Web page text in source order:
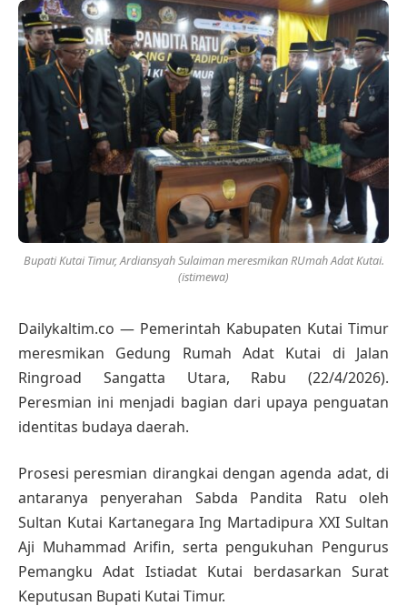
Bupati Kutai Timur, Ardiansyah Sulaiman meresmikan RUmah Adat Kutai.
(istimewa)
Dailykaltim.co — Pemerintah Kabupaten Kutai Timur
meresmikan Gedung Rumah Adat Kutai di Jalan
Ringroad Sangatta Utara, Rabu (22/4/2026).
Peresmian ini menjadi bagian dari upaya penguatan
identitas budaya daerah.
Prosesi peresmian dirangkai dengan agenda adat, di
antaranya penyerahan Sabda Pandita Ratu oleh
Sultan Kutai Kartanegara Ing Martadipura XXI Sultan
Aji Muhammad Arifin, serta pengukuhan Pengurus
Pemangku Adat Istiadat Kutai berdasarkan Surat
Keputusan Bupati Kutai Timur.